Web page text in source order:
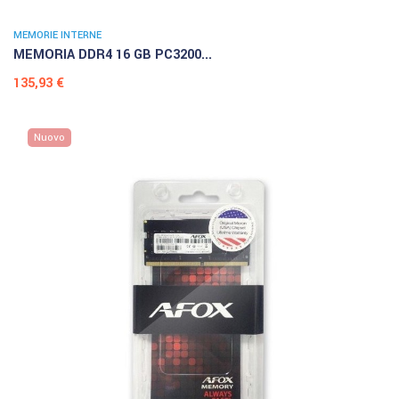
MEMORIE INTERNE
MEMORIA DDR4 16 GB PC3200...
Prezzo
135,93 €
Nuovo